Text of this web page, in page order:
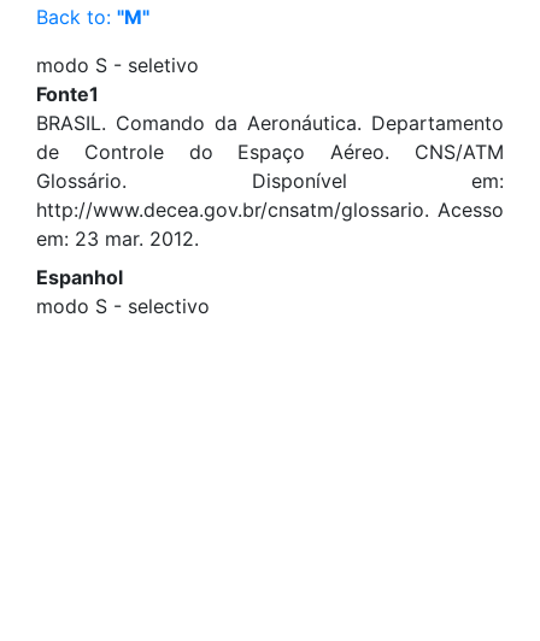
Back to: "M"
modo S - seletivo
Fonte1
BRASIL. Comando da Aeronáutica. Departamento
de Controle do Espaço Aéreo. CNS/ATM
Glossário. Disponível em:
http://www.decea.gov.br/cnsatm/glossario. Acesso
em: 23 mar. 2012.
Espanhol
modo S - selectivo